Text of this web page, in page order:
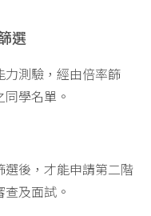
選
力測驗，經由倍率篩
學名單。
後，才能申請第二階
及面試。